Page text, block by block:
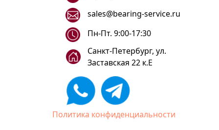
sales@bearing-service.ru
Санкт-Петербург, ул.
Заставская 22 к.Е
Пн-Пт. 9:00-17:30
Политика конфиденциальности